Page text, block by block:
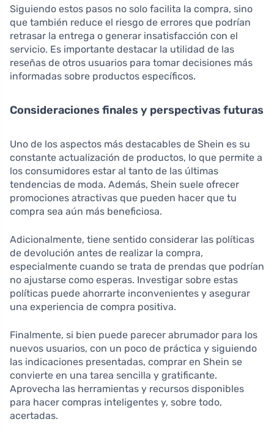
Siguiendo estos pasos no solo facilita la compra, sino
que también reduce el riesgo de errores que podrían
retrasar la entrega o generar insatisfacción con el
servicio. Es importante destacar la utilidad de las
reseñas de otros usuarios para tomar decisiones más
informadas sobre productos específicos.
Consideraciones finales y perspectivas futuras
Uno de los aspectos más destacables de Shein es su
constante actualización de productos, lo que permite a
los consumidores estar al tanto de las últimas
tendencias de moda. Además, Shein suele ofrecer
promociones atractivas que pueden hacer que tu
compra sea aún más beneficiosa.
Adicionalmente, tiene sentido considerar las políticas
de devolución antes de realizar la compra,
especialmente cuando se trata de prendas que podrían
no ajustarse como esperas. Investigar sobre estas
políticas puede ahorrarte inconvenientes y asegurar
una experiencia de compra positiva.
Finalmente, si bien puede parecer abrumador para los
nuevos usuarios, con un poco de práctica y siguiendo
las indicaciones presentadas, comprar en Shein se
convierte en una tarea sencilla y gratificante.
Aprovecha las herramientas y recursos disponibles
para hacer compras inteligentes y, sobre todo,
acertadas.